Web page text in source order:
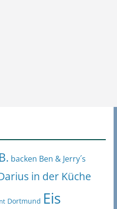
backen Ben & Jerry´s
in der Küche
Dortmund Eis